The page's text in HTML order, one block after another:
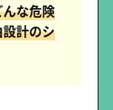
な危険
計のシ